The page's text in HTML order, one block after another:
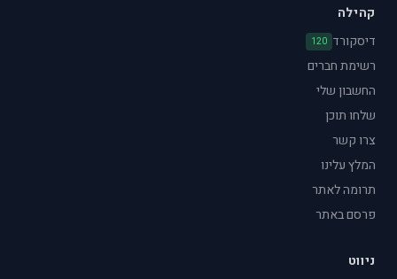
קהילה
דיסקורד 120
רשימת חברים
החשבון שלי
שלחו תוכן
צרו קשר
המלץ עלינו
תרומה לאתר
פרסם באתר
ניווט